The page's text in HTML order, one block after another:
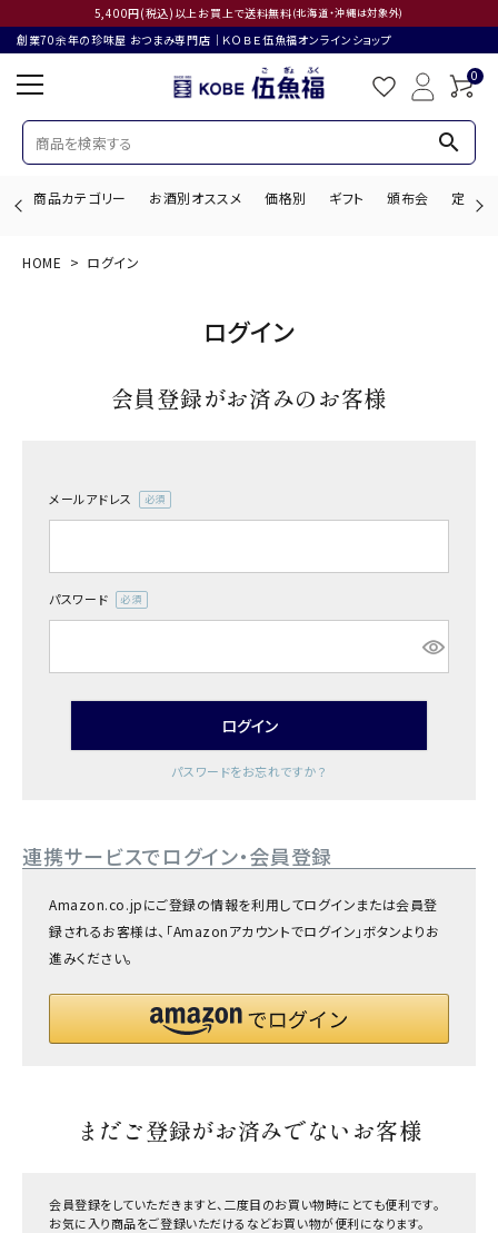
5,400円(税込)以上お買上で送料無料(北海道・沖縄は対象外)
創業70余年の珍味屋 おつまみ専門店│ＫＯＢＥ伍魚福オンラインショップ
0
search
商品カテゴリー お酒別オススメ 価格別 ギフト 頒布会 定期購
ようこそ ゲスト 様
商品カテゴリー
お酒別オススメ
HOME ログイン
ログイン
会員登録がお済みのお客様
メールアドレス
(必
パスワード
(必
ログイン
パスワードをお忘れですか？
連携サービスでログイン・会員登録
Amazon.co.jpにご登録の情報を利用してログインまたは会員登
録されるお客様は、「Amazonアカウントでログイン」ボタンよりお
進みください。
まだご登録がお済みでないお客様
会員登録をしていただきますと、二度目のお買い物時にとても便利です。
お気に入り商品をご登録いただけるなどお買い物が便利になります。